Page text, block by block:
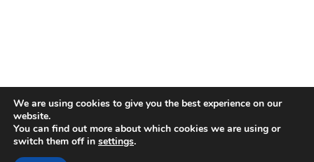
We are using cookies to give you the best experience on our
website.
You can find out more about which cookies we are using or
switch them off in settings.